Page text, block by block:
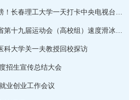
【媒体理工】重磅！长春理工大学一天打卡中央电视台“朝闻天下”和“焦点访谈”两个栏目
我校学生在吉林省第十九届运动会（高校组）速度滑冰比赛中夺金
科大学关一夫教授回校探访
招生宣传总结大会
业创业工作会议